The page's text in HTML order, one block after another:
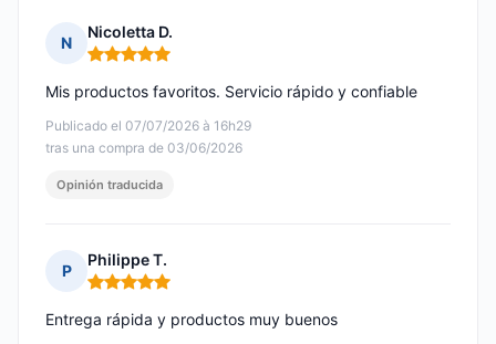
N
Nicoletta D.
Nota: 5 de 5
Publicado el 07/07/2026 à 16h29
tras una compra de 03/06/2026
Mis productos favoritos. Servicio rápido y confiable
Opinión traducida
P
Philippe T.
Nota: 5 de 5
Entrega rápida y productos muy buenos